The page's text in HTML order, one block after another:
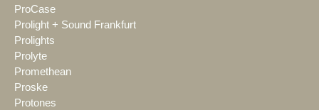
ProCase
Prolight + Sound Frankfurt
Prolights
Prolyte
Promethean
Proske
Protones